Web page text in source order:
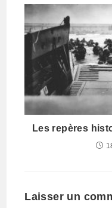
Les repères
Laisser un